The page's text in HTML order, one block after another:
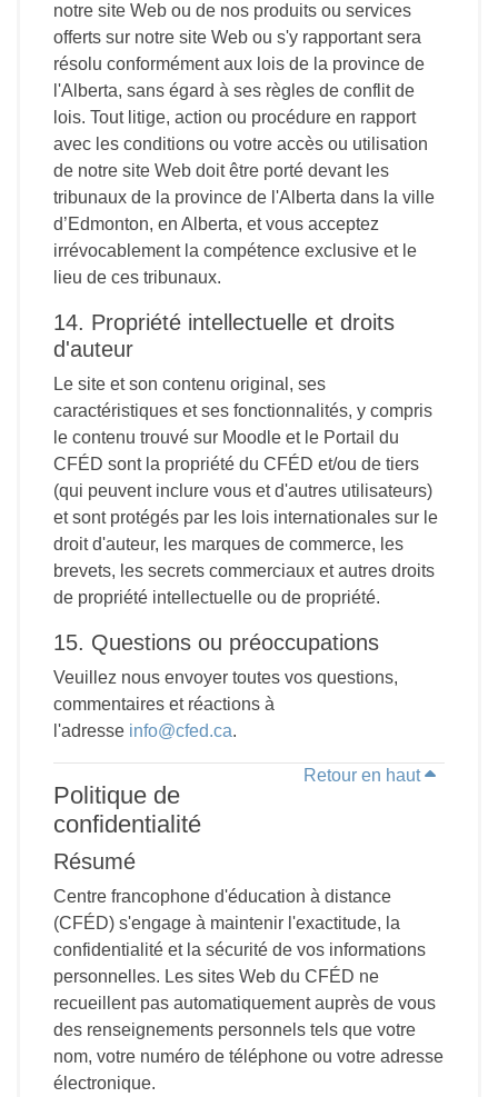
notre site Web ou de nos produits ou services
offerts sur notre site Web ou s'y rapportant sera
résolu conformément aux lois de la province de
l'Alberta, sans égard à ses règles de conflit de
lois. Tout litige, action ou procédure en rapport
avec les conditions ou votre accès ou utilisation
de notre site Web doit être porté devant les
tribunaux de la province de l'Alberta dans la ville
d’Edmonton, en Alberta, et vous acceptez
irrévocablement la compétence exclusive et le
lieu de ces tribunaux.
14. Propriété intellectuelle et droits
d'auteur
Le site et son contenu original, ses
caractéristiques et ses fonctionnalités, y compris
le contenu trouvé sur Moodle et le Portail du
CFÉD sont la propriété du CFÉD et/ou de tiers
(qui peuvent inclure vous et d'autres utilisateurs)
et sont protégés par les lois internationales sur le
droit d'auteur, les marques de commerce, les
brevets, les secrets commerciaux et autres droits
de propriété intellectuelle ou de propriété.
15. Questions ou préoccupations
Veuillez nous envoyer toutes vos questions,
commentaires et réactions à
l'adresse info@cfed.ca.
Retour en haut
Politique de
confidentialité
Résumé
Centre francophone d'éducation à distance
(CFÉD) s'engage à maintenir l'exactitude, la
confidentialité et la sécurité de vos informations
personnelles. Les sites Web du CFÉD ne
recueillent pas automatiquement auprès de vous
des renseignements personnels tels que votre
nom, votre numéro de téléphone ou votre adresse
électronique.